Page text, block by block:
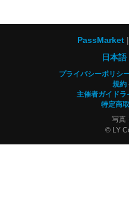
PassMarket
日本語
プライバシーポリシ
規約
主催者ガイドラ
特定商
写真
© LY